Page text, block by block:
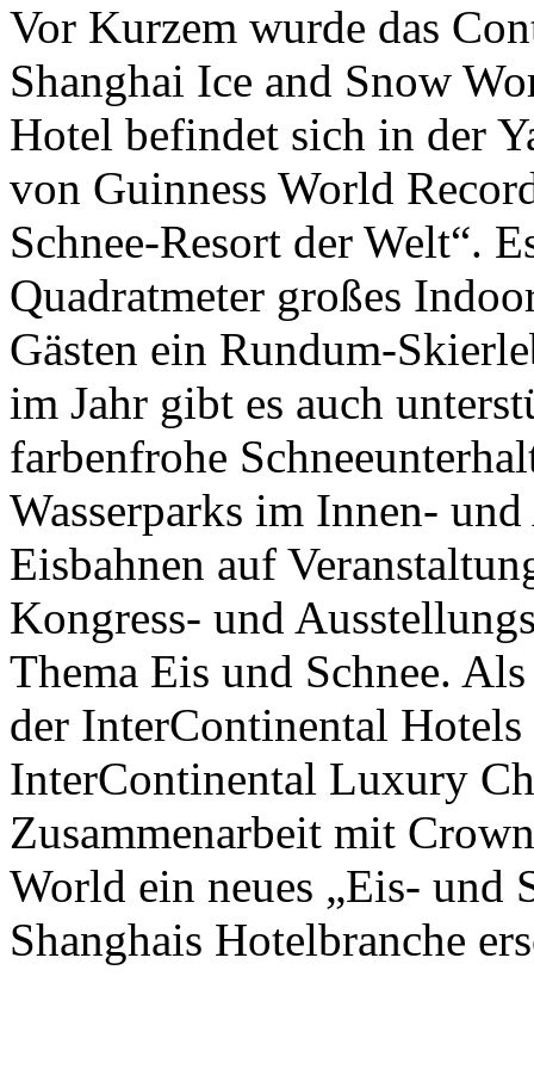
Vor Kurzem wurde das
Shanghai Ice and Snow
Hotel befindet sich in der
von Guinness World
Schnee-Resort der Welt“.
Quadratmeter großes
Gästen ein Rundum-
im Jahr gibt es auch
farbenfrohe
Wasserparks im Innen-
Eisbahnen auf
Kongress- und
Thema Eis und Schnee.
der InterContinental
InterContinental Luxury
Zusammenarbeit mit
World ein neues „Eis- und
Shanghais Hotelbranche